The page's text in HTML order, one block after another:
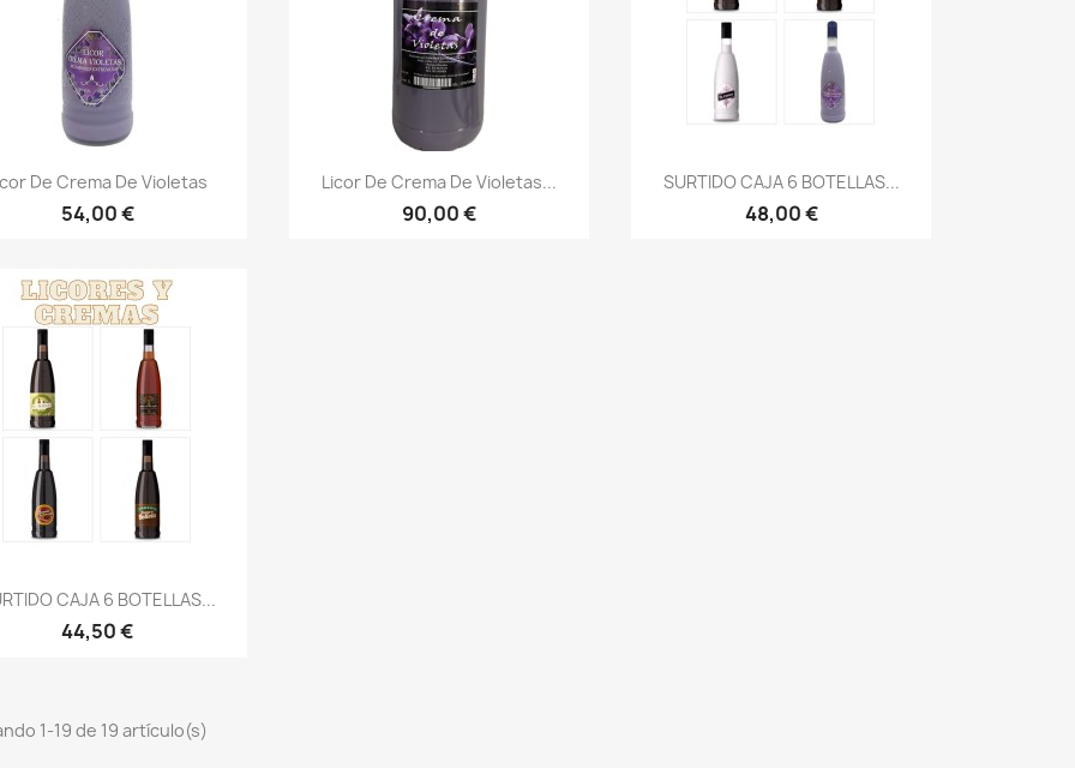
Vista rápida
De Crema De Violetas
54,00 €
Vista rápida
Licor De Crema De Violetas...
90,00 €
Vista rápida
SURTIDO CAJA 6 BOTELLAS...
48,00 €
Vista rápida
CAJA 6 BOTELLAS...
44,50 €
1-19 de 19 artículo(s)